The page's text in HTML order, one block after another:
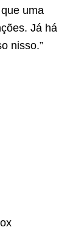
uma
Já há
nisso.”